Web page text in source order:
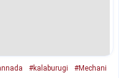
#kalaburugi
#Mechani